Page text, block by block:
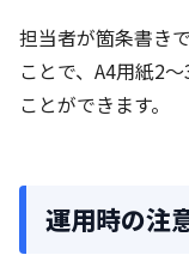
担当者が箇条書き
ことで、A4用紙2
ことができます。
運用時の注